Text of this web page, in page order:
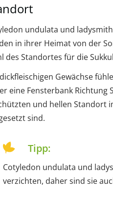
undulata und
in ihrer Heimat von der
des Standortes für die
Gewächse
eine Fensterbank Richtung
und hellen Standort
sind.
Tipp:
Cotyledon undulata und
verzichten, daher sind sie